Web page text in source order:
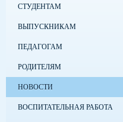
СТУДЕНТАМ
ВЫПУСКНИКАМ
ПЕДАГОГАМ
РОДИТЕЛЯМ
НОВОСТИ
ВОСПИТАТЕЛЬНАЯ РАБОТА